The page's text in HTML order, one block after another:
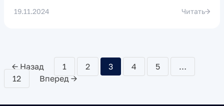
19.11.2024 Читать
← Назад 1 2 3 4 5
…
12
Вперед →